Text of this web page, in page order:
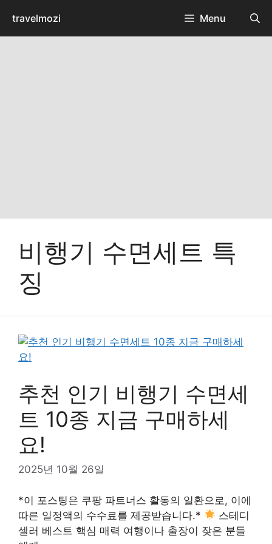
content
travelmozi Menu
비행기 수면세트 특
징
추천 인기 비행기 수면세
트 10종 지금 구매하세
요!
2025년 10월 26일
*이 포스팅은 쿠팡 파트너스 활동의 일환으로, 이에
따른 일정액의 수수료를 제공받습니다.*
스테디
셀러 베스트 핵심 매력 여행이나 출장이 잦은 분들